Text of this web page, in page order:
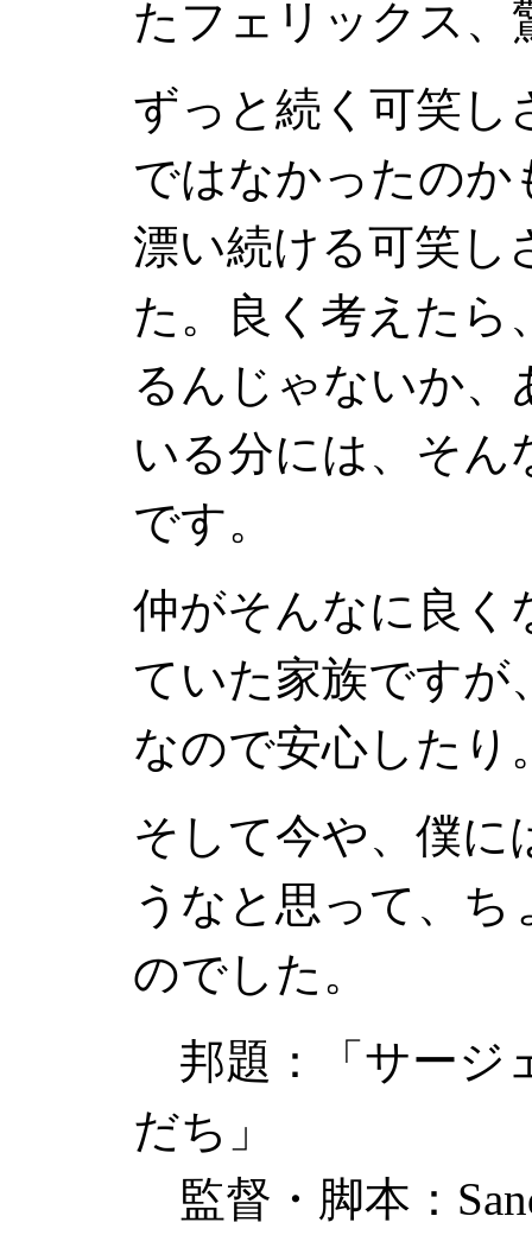
たフェリックス、
ずっと続く可笑し
ではなかったのか
漂い続ける可笑し
た。良く考えたら
るんじゃないか、
いる分には、そん
です。
仲がそんなに良く
ていた家族ですが
なので安心したり
そして今や、僕に
うなと思って、
のでした。
邦題：「サージ
だち」
監督・脚本：